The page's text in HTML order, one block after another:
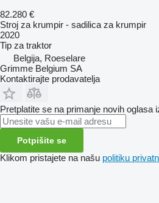
82.280 €
Stroj za krumpir - sadilica za krumpir
2020
Tip za traktor
Belgija, Roeselare
Grimme Belgium SA
Kontaktirajte prodavatelja
Pretplatite se na primanje novih oglasa
Potpišite se
Klikom pristajete na našu politiku